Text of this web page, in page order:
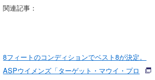
関連記事：
8フィートのコンディションでベスト8が決定。
ASPウイメンズ「ターゲット・マウイ・プロ